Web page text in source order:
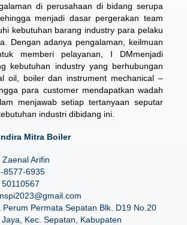
di perusahaan di bidang serupa
menjadi dasar pergerakan team
kebutuhan barang industry para pelaku
Dengan adanya pengalaman, keilmuan
memberi pelayanan, I DMmenjadi
kebutuhan industry yang berhubungan
oil, boiler dan instrument mechanical –
para customer mendapatkan wadah
menjawab setiap tertanyaan seputar
industri dibidang ini.
Mitra Boiler
Arifin
8577-6935
Perum Permata Sepatan Blk. D19 No.20
Kec. Sepatan, Kabupaten